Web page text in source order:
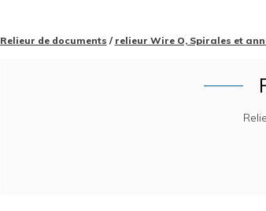
Relieur de documents / relieur Wire O, Spirales et